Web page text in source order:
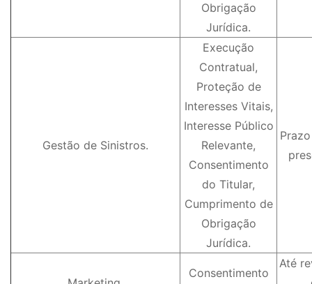
Obrigação
Jurídica.
Gestão de Sinistros.
Execução
Contratual,
Proteção de
Interesses Vitais,
Interesse Público
Relevante,
Consentimento
do Titular,
Cumprimento de
Obrigação
Jurídica.
Consentimento
Até